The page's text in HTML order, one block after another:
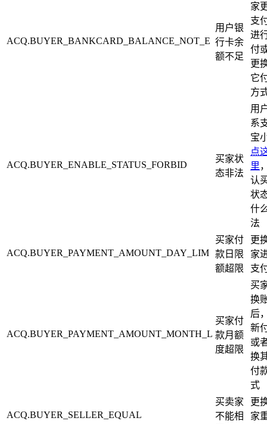
ACQ.BUYER_BANKCARD_BALANCE_NOT_E
用户银
行卡余
额不足
家
支
进
付
更
它
方
ACQ.BUYER_ENABLE_STATUS_FORBID
买家状
态非法
用
系
宝
点
里
认
状
什
法
ACQ.BUYER_PAYMENT_AMOUNT_DAY_LIM
买家付
款日限
额超限
更
家
支
ACQ.BUYER_PAYMENT_AMOUNT_MONTH_L
买家付
款月额
度超限
买
换
后
新
或
换
付
式
ACQ.BUYER_SELLER_EQUAL
买卖家
不能相
更
家